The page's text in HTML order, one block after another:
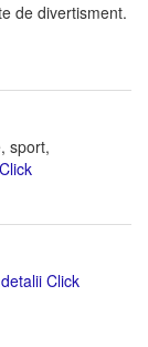
de divertisment.
sport,
Click